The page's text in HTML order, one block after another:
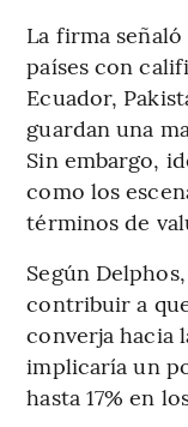
La firma
países con
Ecuador,
guardan una
Sin embargo,
como los
términos de
Según
contribuir a
converja hacia
implicaría un
hasta 17% en